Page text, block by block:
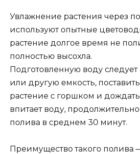
Увлажнение растения через
используют опытные
растение долгое время не
полностью высохла.
Подготовленную воду
или другую емкость,
растение с горшком и
впитает воду,
полива в среднем 30 минут.
Преимущество такого полива